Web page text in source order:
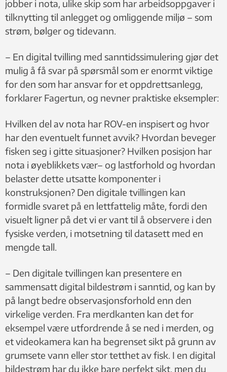
jobber i nota, ulike skip som har arbeidsoppgaver i
tilknytting til anlegget og omliggende miljø – som
strøm, bølger og tidevann.
– En digital tvilling med sanntidssimulering gjør det
mulig å få svar på spørsmål som er enormt viktige
for den som har ansvar for et oppdrettsanlegg,
forklarer Fagertun, og nevner praktiske eksempler:
Hvilken del av nota har ROV-en inspisert og hvor
har den eventuelt funnet avvik? Hvordan beveger
fisken seg i gitte situasjoner? Hvilken posisjon har
nota i øyeblikkets vær– og lastforhold og hvordan
belaster dette utsatte komponenter i
konstruksjonen? Den digitale tvillingen kan
formidle svaret på en lettfattelig måte, fordi den
visuelt ligner på det vi er vant til å observere i den
fysiske verden, i motsetning til datasett med en
mengde tall.
– Den digitale tvillingen kan presentere en
sammensatt digital bildestrøm i sanntid, og kan by
på langt bedre observasjonsforhold enn den
virkelige verden. Fra merdkanten kan det for
eksempel være utfordrende å se ned i merden, og
et videokamera kan ha begrenset sikt på grunn av
grumsete vann eller stor tetthet av fisk. I en digital
bildestrøm har du ikke bare perfekt sikt, men du